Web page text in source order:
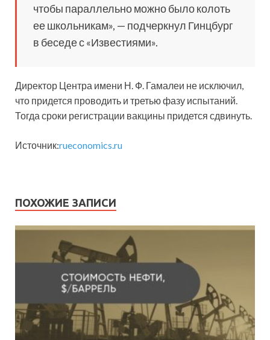
чтобы параллельно можно было колоть
ее школьникам», — подчеркнул Гинцбург
в беседе с «Известиями».
Директор Центра имени Н. Ф. Гамалеи не исключил,
что придется проводить и третью фазу испытаний.
Тогда сроки регистрации вакцины придется сдвинуть.
Источник:rueconomics.ru
ПОХОЖИЕ ЗАПИСИ